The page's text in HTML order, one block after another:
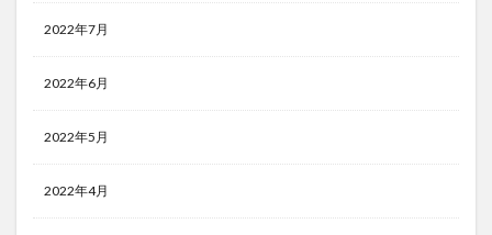
2022年7月
2022年6月
2022年5月
2022年4月